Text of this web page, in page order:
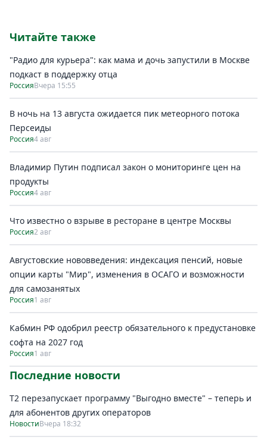
Читайте также
"Радио для курьера": как мама и дочь запустили в Москве
подкаст в поддержку отца
РоссияВчера 15:55
В ночь на 13 августа ожидается пик метеорного потока
Персеиды
Россия4 авг
Владимир Путин подписал закон о мониторинге цен на
продукты
Россия4 авг
Что известно о взрыве в ресторане в центре Москвы
Россия2 авг
Августовские нововведения: индексация пенсий, новые
опции карты "Мир", изменения в ОСАГО и возможности
для самозанятых
Россия1 авг
Кабмин РФ одобрил реестр обязательного к предустановке
софта на 2027 год
Россия1 авг
Последние новости
Т2 перезапускает программу "Выгодно вместе" – теперь и
для абонентов других операторов
НовостиВчера 18:32